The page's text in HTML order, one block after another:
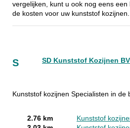
vergelijken, kunt u ook nog eens
de kosten voor uw kunststof kozijnen.
S SD Kunststof Kozijnen BV
Kunststof kozijnen Specialisten in de
2.76 km
Kunststof